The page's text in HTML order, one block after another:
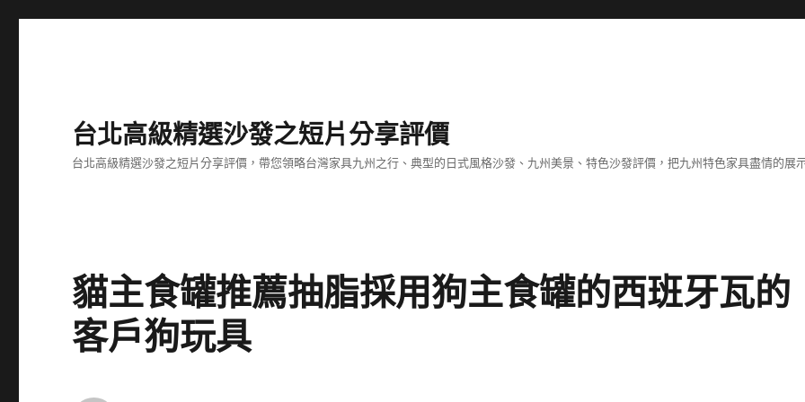
台北高級精選沙發之短片分享評價
台北高級精選沙發之短片分享評價，帶您領略台灣家具九州之行、典型的日式風格沙發、九州美景、特色沙發評價，把九州特色家具盡情的展
貓主食罐推薦抽脂採用狗主食罐的西班牙瓦的
客戶狗玩具